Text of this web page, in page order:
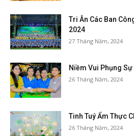
Tri Ân Các Ban
2024
27 Tháng Năm, 2024
Niềm Vui Phụng Sự
26 Tháng Năm, 2024
Tinh Tuý Ẩm Thực
26 Tháng Năm, 2024